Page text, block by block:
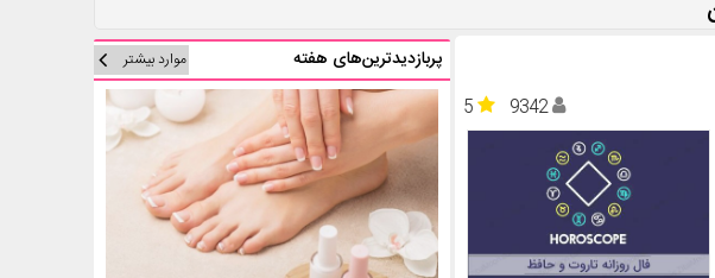
5
9342
پربازدیدترین‌های هفته موارد بیشتر